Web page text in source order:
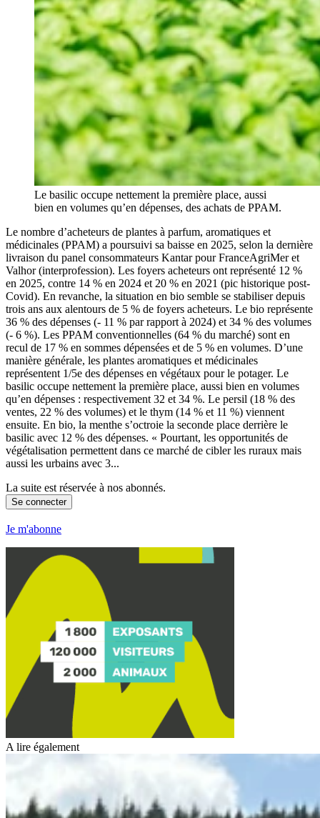
Le basilic occupe nettement la première place, aussi
bien en volumes qu’en dépenses, des achats de PPAM.
Le nombre d’acheteurs de plantes à parfum, aromatiques et
médicinales (PPAM) a poursuivi sa baisse en 2025, selon la dernière
livraison du panel consommateurs Kantar pour FranceAgriMer et
Valhor (interprofession). Les foyers acheteurs ont représenté 12 %
en 2025, contre 14 % en 2024 et 20 % en 2021 (pic historique post-
Covid). En revanche, la situation en bio semble se stabiliser depuis
trois ans aux alentours de 5 % de foyers acheteurs. Le bio représente
36 % des dépenses (- 11 % par rapport à 2024) et 34 % des volumes
(- 6 %). Les PPAM conventionnelles (64 % du marché) sont en
recul de 17 % en sommes dépensées et de 5 % en volumes. D’une
manière générale, les plantes aromatiques et médicinales
représentent 1/5e des dépenses en végétaux pour le potager. Le
basilic occupe nettement la première place, aussi bien en volumes
qu’en dépenses : respectivement 32 et 34 %. Le persil (18 % des
ventes, 22 % des volumes) et le thym (14 % et 11 %) viennent
ensuite. En bio, la menthe s’octroie la seconde place derrière le
basilic avec 12 % des dépenses. « Pourtant, les opportunités de
végétalisation permettent dans ce marché de cibler les ruraux mais
aussi les urbains avec 3...
La suite est réservée à nos abonnés.
Se connecter
Je m'abonne
A lire également